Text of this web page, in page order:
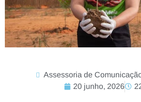
Assessoria de
20 junho, 2026